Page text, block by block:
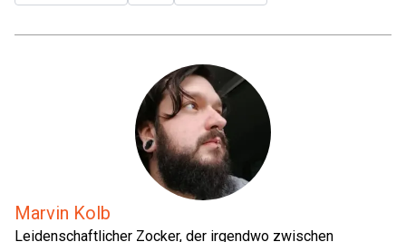
Marvin Kolb
Leidenschaftlicher Zocker, der irgendwo zwischen